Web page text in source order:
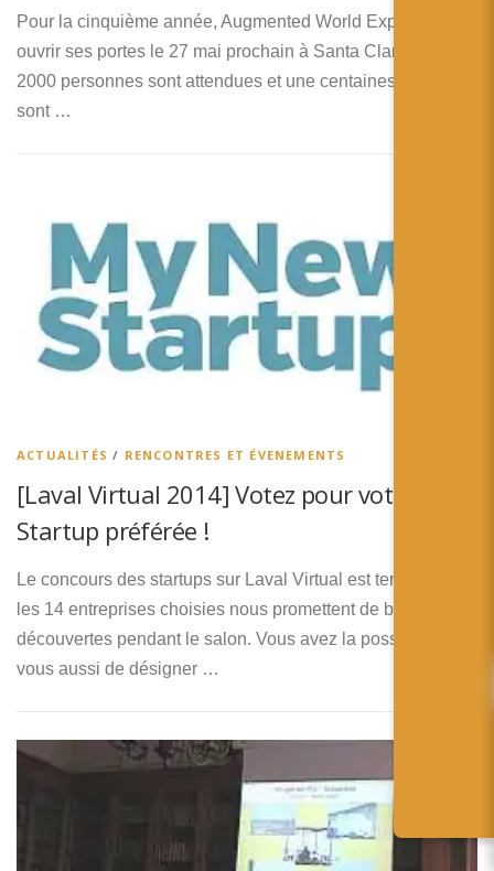
Pour la cinquième année, Augmented World Expo va
ouvrir ses portes le 27 mai prochain à Santa Clara. Plus de
2000 personnes sont attendues et une centaines de talks
sont …
ACTUALITÉS / RENCONTRES ET ÉVENEMENTS
[Laval Virtual 2014] Votez pour votre
Startup préférée !
Le concours des startups sur Laval Virtual est terminée, et
les 14 entreprises choisies nous promettent de belles
découvertes pendant le salon. Vous avez la possibilité
vous aussi de désigner …